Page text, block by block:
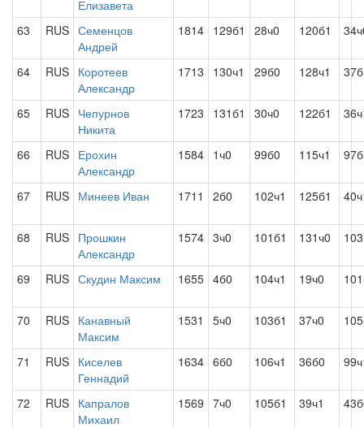
Елизавета
63 RUS Семенцов
Андрей
1814 129б1 28ч0 120б1
64 RUS Коротеев
Александр
1713 130ч1 29б0 128ч1
65 RUS Чепурнов
Никита
1723 131б1 30ч0 122б1
66 RUS Ерохин
Александр
1584 1ч0 99б0 115ч1
67 RUS Минеев Иван 1711 2б0 102ч1 125б1
68 RUS Прошкин
Александр
1574 3ч0 101б1 131ч0
69 RUS Скудин Максим 1655 4б0 104ч1 19ч0
70 RUS Канавный
Максим
1531 5ч0 103б1 37ч0
71 RUS Киселев
Геннадий
1634 6б0 106ч1 36б0
72 RUS Капралов
Михаил
1569 7ч0 105б1 39ч1